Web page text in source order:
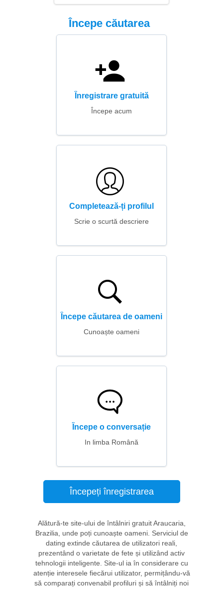
Începe căutarea
Înregistrare gratuită
Începe acum
Completează-ți profilul
Scrie o scurtă descriere
Începe căutarea de oameni
Cunoaște oameni
Începe o conversație
In limba Română
Începeți înregistrarea
Alătură-te site-ului de întâlniri gratuit Araucaria,
Brazilia, unde poți cunoaște oameni. Serviciul de
dating extinde căutarea de utilizatori reali,
prezentând o varietate de fete și utilizând activ
tehnologii inteligente. Site-ul ia în considerare cu
atenție interesele fiecărui utilizator, permițându-vă
să comparați convenabil profiluri și să întâlniți noi